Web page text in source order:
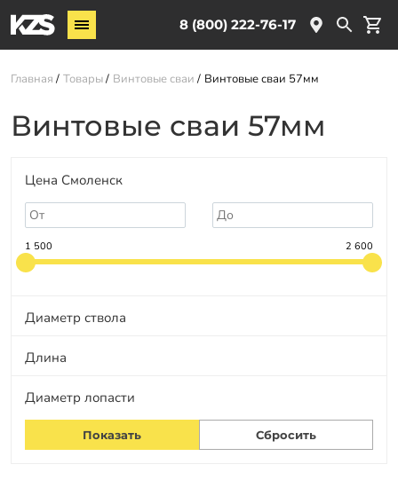
8 (800) 222-76-17
Винтовые сваи
Услуги
Новости
Партнёрам
Контакты
Доставка
Оплата
Отзывы
Заказать звонок
Главная Товары Винтовые сваи Винтовые сваи 57мм
Винтовые сваи 57мм
Цена Смоленск
1 500 2 600
Диаметр ствола
Длина
Диаметр лопасти